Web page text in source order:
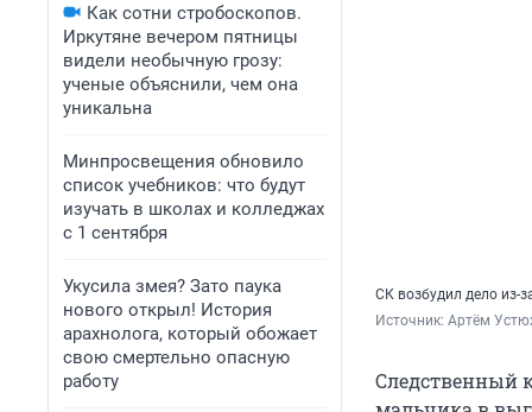
Как сотни стробоскопов.
Иркутяне вечером пятницы
видели необычную грозу:
ученые объяснили, чем она
уникальна
Минпросвещения обновило
список учебников: что будут
изучать в школах и колледжах
с 1 сентября
Укусила змея? Зато паука
нового открыл! История
арахнолога, который обожает
свою смертельно опасную
работу
СК возбудил дело из-
Источник: Артём
Следственный